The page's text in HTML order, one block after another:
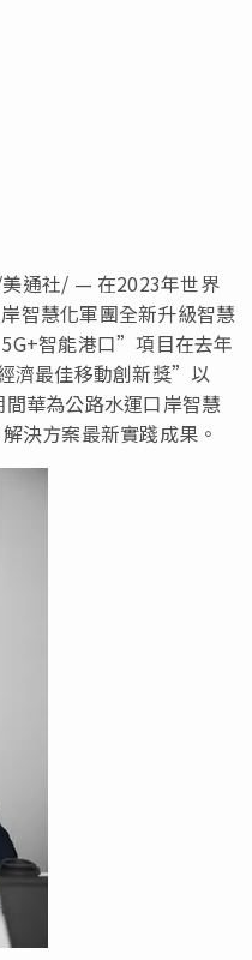
通社/ — 在2023年世界
智慧化軍團全新升級智慧
智能港口”項目在去年
濟最佳移動創新獎”以
華為公路水運口岸智慧
決方案最新實踐成果。